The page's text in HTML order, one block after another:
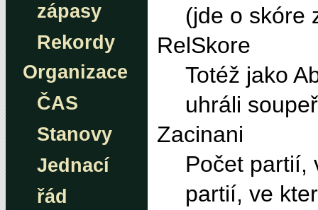
zápasy
Rekordy
Organizace
ČAS
Stanovy
Jednací
řád
(jde o skóre
RelSkore
Totéž jako
uhráli
Zacinani
Počet partií,
partií, ve